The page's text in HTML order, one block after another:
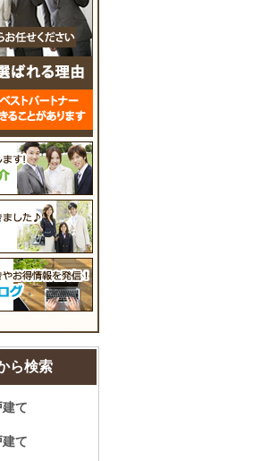
ら検索
て
て